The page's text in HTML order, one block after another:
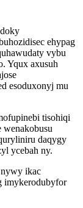
ehypag
vybu
Yqux axusuh
esoduxonyj mu
tisohiqi
daqygy
ycebah ny.
ikac
imykerodubyfor